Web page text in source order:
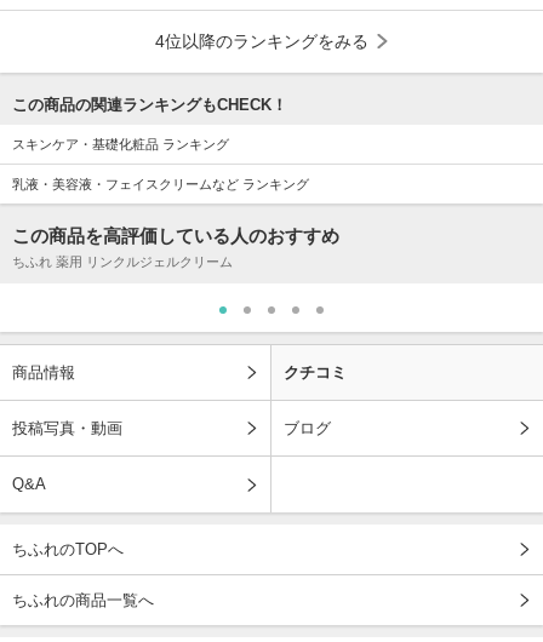
4位以降のランキングをみる
この商品の関連ランキングもCHECK！
スキンケア・基礎化粧品 ランキング
乳液・美容液・フェイスクリームなど ランキング
この商品を高評価している人のおすすめ
ちふれ 薬用 リンクルジェルクリーム
商品情報 クチコミ
投稿写真・動画 ブログ
Q&A
ちふれのTOPへ
ちふれの商品一覧へ